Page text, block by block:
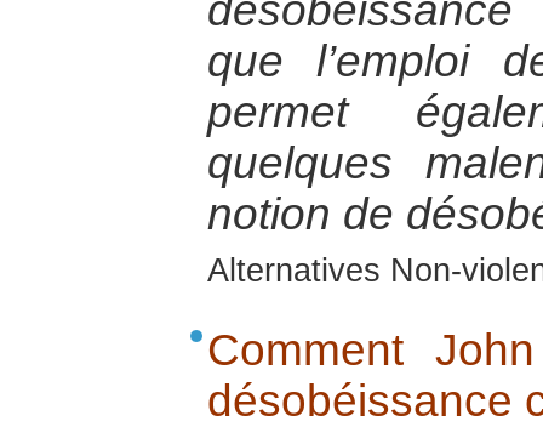
que l’emploi
permet
quelques
notion de
Alternatives Non-
Comment
désobéissance